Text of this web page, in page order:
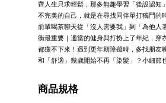
齊人生只求輕鬆，那多無趣學習「後設認知
不完美的自己，就是在尋找同伴單打獨鬥的
前輩喝茶聊天從「沒人需要我」到「為他人
衡最重要｜適當的健身與打扮上了年紀，穿
都瘦不下來！遇到更年期障礙時，多找朋友
和「舒適」幾歲開始不再「染髮」？小細節
商品規格